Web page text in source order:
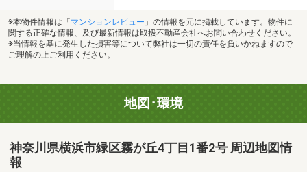
※本物件情報は「 マンションレビュー 」の情報を元に掲載しています。物件に
関する正確な情報、及び最新情報は取扱不動産会社へお問い合わせください。
※当情報を基に発生した損害等について弊社は一切の責任を負いかねますので
ご理解の上ご利用ください。
地図･環境
神奈川県横浜市緑区霧が丘4丁目1番2号 周辺地図情
報